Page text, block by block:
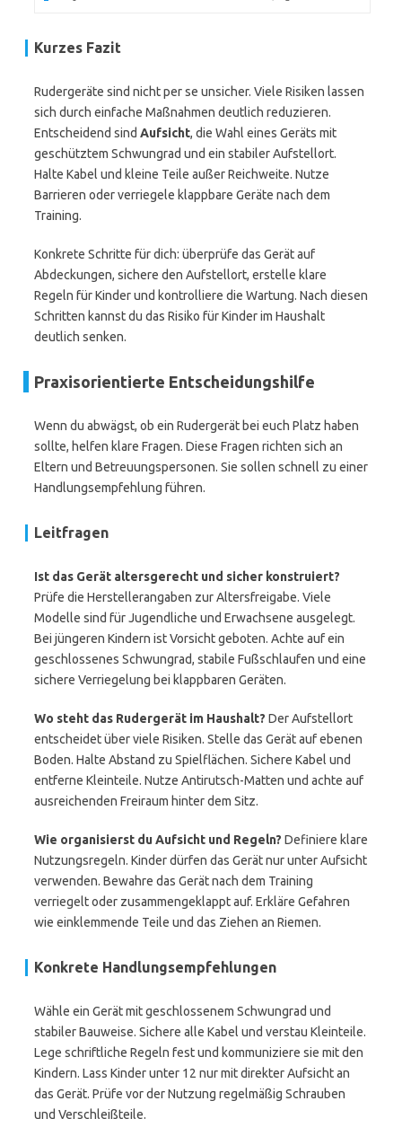
Kurzes Fazit
Rudergeräte sind nicht per se unsicher. Viele Risiken lassen
sich durch einfache Maßnahmen deutlich reduzieren.
Entscheidend sind Aufsicht, die Wahl eines Geräts mit
geschütztem Schwungrad und ein stabiler Aufstellort.
Halte Kabel und kleine Teile außer Reichweite. Nutze
Barrieren oder verriegele klappbare Geräte nach dem
Training.
Konkrete Schritte für dich: überprüfe das Gerät auf
Abdeckungen, sichere den Aufstellort, erstelle klare
Regeln für Kinder und kontrolliere die Wartung. Nach diesen
Schritten kannst du das Risiko für Kinder im Haushalt
deutlich senken.
Praxisorientierte Entscheidungshilfe
Wenn du abwägst, ob ein Rudergerät bei euch Platz haben
sollte, helfen klare Fragen. Diese Fragen richten sich an
Eltern und Betreuungspersonen. Sie sollen schnell zu einer
Handlungsempfehlung führen.
Leitfragen
Ist das Gerät altersgerecht und sicher konstruiert?
Prüfe die Herstellerangaben zur Altersfreigabe. Viele
Modelle sind für Jugendliche und Erwachsene ausgelegt.
Bei jüngeren Kindern ist Vorsicht geboten. Achte auf ein
geschlossenes Schwungrad, stabile Fußschlaufen und eine
sichere Verriegelung bei klappbaren Geräten.
Wo steht das Rudergerät im Haushalt? Der Aufstellort
entscheidet über viele Risiken. Stelle das Gerät auf ebenen
Boden. Halte Abstand zu Spielflächen. Sichere Kabel und
entferne Kleinteile. Nutze Antirutsch-Matten und achte auf
ausreichenden Freiraum hinter dem Sitz.
Wie organisierst du Aufsicht und Regeln? Definiere klare
Nutzungsregeln. Kinder dürfen das Gerät nur unter Aufsicht
verwenden. Bewahre das Gerät nach dem Training
verriegelt oder zusammengeklappt auf. Erkläre Gefahren
wie einklemmende Teile und das Ziehen an Riemen.
Konkrete Handlungsempfehlungen
Wähle ein Gerät mit geschlossenem Schwungrad und
stabiler Bauweise. Sichere alle Kabel und verstau Kleinteile.
Lege schriftliche Regeln fest und kommuniziere sie mit den
Kindern. Lass Kinder unter 12 nur mit direkter Aufsicht an
das Gerät. Prüfe vor der Nutzung regelmäßig Schrauben
und Verschleißteile.